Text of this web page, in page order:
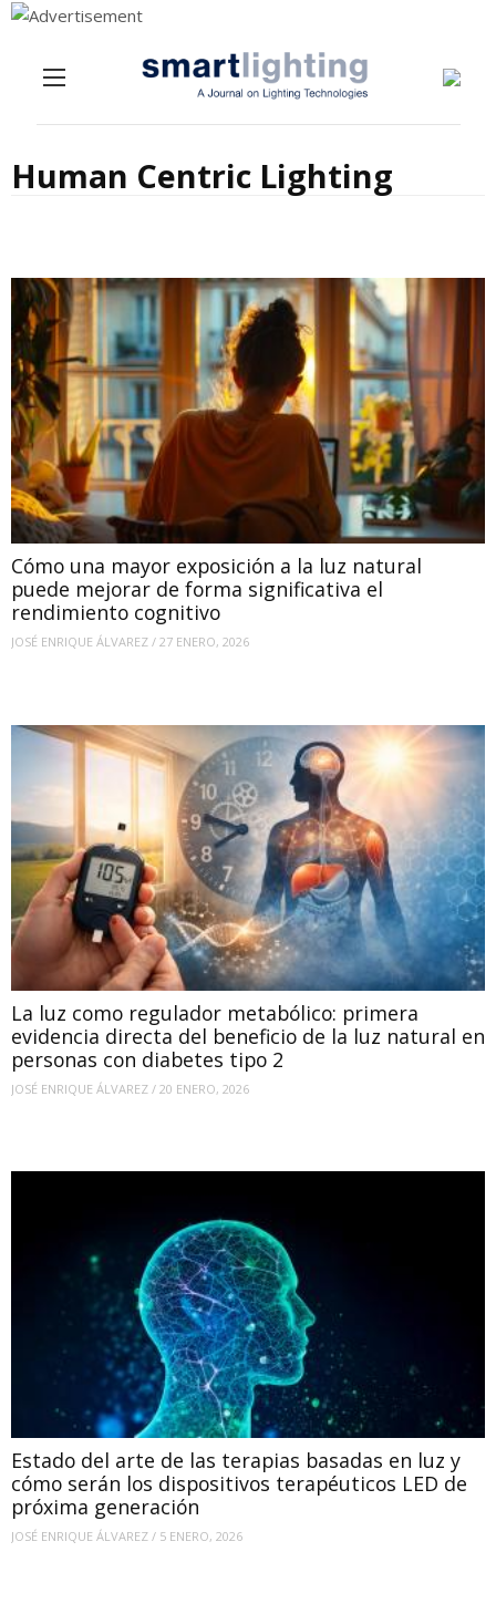
Human Centric Lighting
Cómo una mayor exposición a la luz natural
puede mejorar de forma significativa el
rendimiento cognitivo
JOSÉ ENRIQUE ÁLVAREZ / 27 ENERO, 2026
La luz como regulador metabólico: primera
evidencia directa del beneficio de la luz natural en
personas con diabetes tipo 2
JOSÉ ENRIQUE ÁLVAREZ / 20 ENERO, 2026
Estado del arte de las terapias basadas en luz y
cómo serán los dispositivos terapéuticos LED de
próxima generación
JOSÉ ENRIQUE ÁLVAREZ / 5 ENERO, 2026